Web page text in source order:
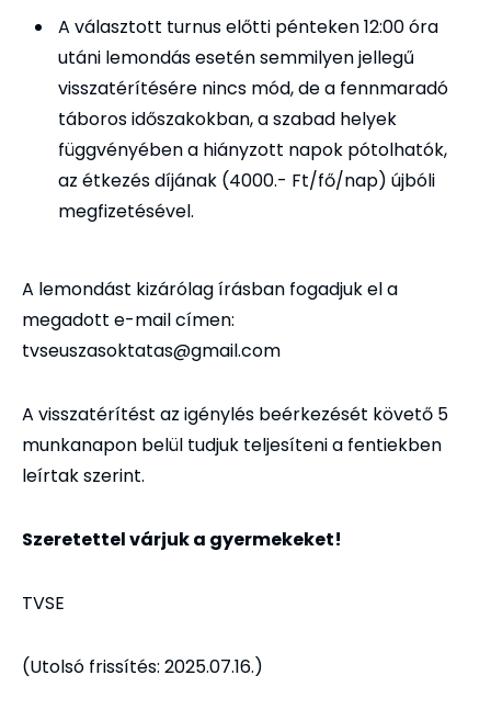
A választott turnus előtti pénteken 12:00 óra
utáni lemondás esetén semmilyen jellegű
visszatérítésére nincs mód, de a fennmaradó
táboros időszakokban, a szabad helyek
függvényében a hiányzott napok pótolhatók,
az étkezés díjának (4000.- Ft/fő/nap) újbóli
megfizetésével.
A lemondást kizárólag írásban fogadjuk el a
megadott e-mail címen:
tvseuszasoktatas@gmail.com
A visszatérítést az igénylés beérkezését követő 5
munkanapon belül tudjuk teljesíteni a fentiekben
leírtak szerint.
Szeretettel várjuk a gyermekeket!
TVSE
(Utolsó frissítés: 2025.07.16.)